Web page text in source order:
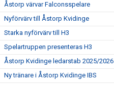
Åstorp värvar Falconsspelare
Nyförvärv till Åstorp Kvidinge
Starka nyförvärv till H3
Spelartruppen presenteras H3
Åstorp Kvidinge ledarstab 2025/2026
Ny tränare i Åstorp Kvidinge IBS